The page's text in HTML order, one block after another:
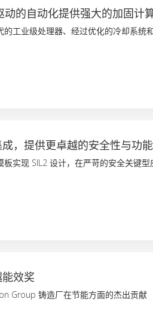
动的自动化提供强大的加固计
的工业级处理器、经过优化的冷却系统
，提供更卓越的安全性与功能
实现 SIL2 设计，在严苛的安全关键
效奖
Group 铸造厂在节能方面的杰出贡献